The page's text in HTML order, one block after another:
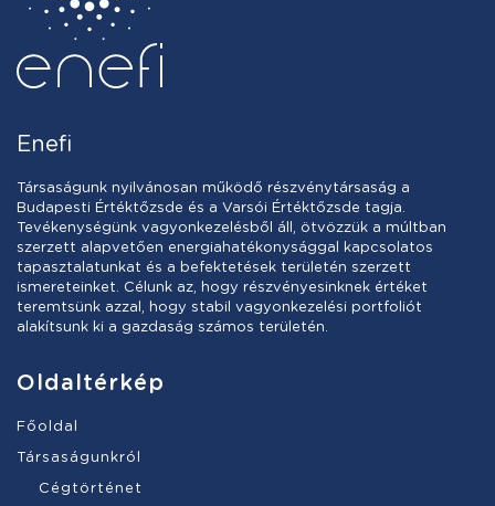
Enefi
Társaságunk nyilvánosan működő részvénytársaság a
Budapesti Értéktőzsde és a Varsói Értéktőzsde tagja.
Tevékenységünk vagyonkezelésből áll, ötvözzük a múltban
szerzett alapvetően energiahatékonysággal kapcsolatos
tapasztalatunkat és a befektetések területén szerzett
ismereteinket. Célunk az, hogy részvényesinknek értéket
teremtsünk azzal, hogy stabil vagyonkezelési portfoliót
alakítsunk ki a gazdaság számos területén.
Oldaltérkép
Főoldal
Társaságunkról
Cégtörténet